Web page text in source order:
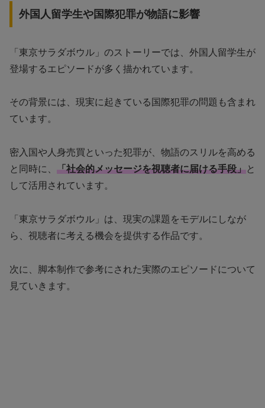
外国人留学生や国際犯罪が物語に影響
「東京サラダボウル」のストーリーでは、外国人留学生が
登場するエピソードが多く描かれています。
その背景には、現実に起きている国際犯罪の問題も含まれ
ています。
密入国や人身売買といった犯罪が、物語のスリルを高める
と同時に、 「社会的メッセージを視聴者に届ける手段」と
して活用されています。
「東京サラダボウル」は、現実の課題をモデルにしなが
ら、視聴者に考える機会を提供する作品です。
次に、脚本制作で参考にされた実際のエピソードについて
見ていきます。